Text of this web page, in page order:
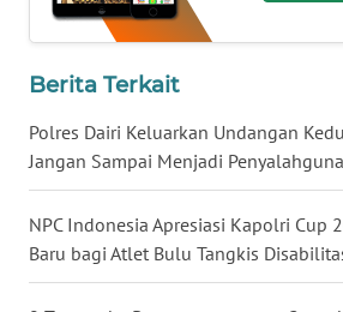
Berita Terkait
Polres Dairi Keluarkan Undangan
Jangan Sampai Menjadi
NPC Indonesia Apresiasi Kapolri Cup
Baru bagi Atlet Bulu Tangkis
SUMSEL
WN
WN
LAMPUNG
WN
JATENG